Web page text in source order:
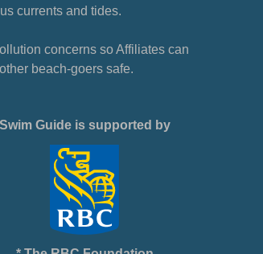
currents and tides.
concerns so Affiliates can
beach-goers safe.
Swim Guide is supported by